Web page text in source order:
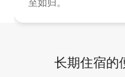
至如归。
长期住宿的